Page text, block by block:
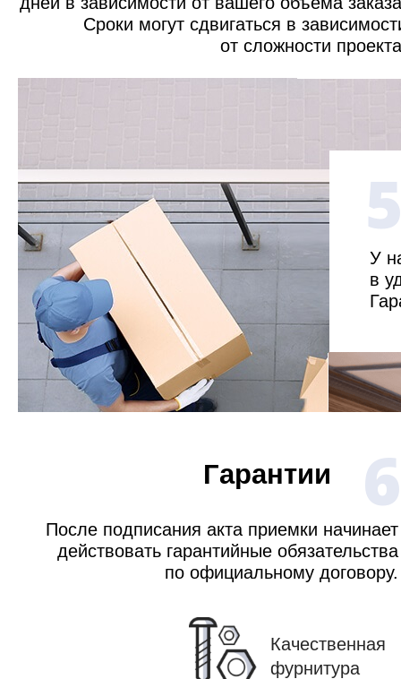
У
в
Сроки могут сдвигаться в
от сложности
Гарантии 6
После подписания акта приемки начинает
действовать гарантийные обязательства
по официальному договору.
Качественная
фурнитура